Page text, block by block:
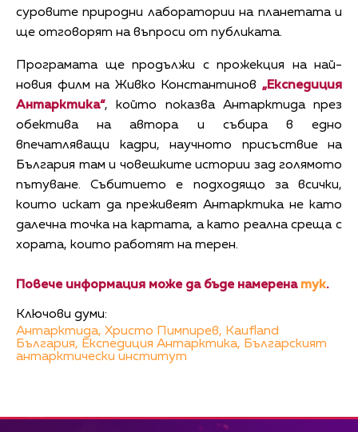
суровите природни лаборатории на планетата и
ще отговорят на въпроси от публиката.
Програмата ще продължи с прожекция на най-
новия филм на Живко Константинов „Експедиция
Антарктика“, който показва Антарктида през
обектива на автора и събира в едно
впечатляващи кадри, научното присъствие на
България там и човешките истории зад голямото
пътуване. Събитието е подходящо за всички,
които искат да преживеят Антарктика не като
далечна точка на картата, а като реална среща с
хората, които работят на терен.
Повече информация може да бъде намерена тук.
Ключови думи:
Антарктида, Христо Пимпирев, Kaufland
България, Експедиция Антарктика, Българският
антарктически институт